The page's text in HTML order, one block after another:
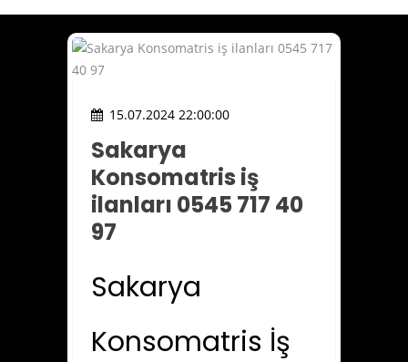
15.07.2024 22:00:00
Sakarya
Konsomatris iş
ilanları 0545 717 40
97
Sakarya
Konsomatris İş